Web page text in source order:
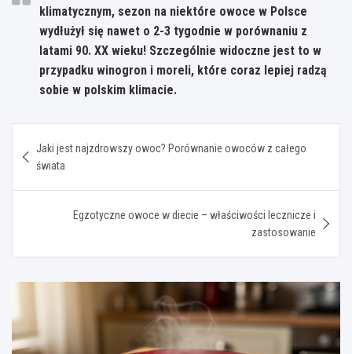
klimatycznym, sezon na niektóre owoce w Polsce
wydłużył się nawet o 2-3 tygodnie w porównaniu z
latami 90. XX wieku! Szczególnie widoczne jest to w
przypadku winogron i moreli, które coraz lepiej radzą
sobie w polskim klimacie.
wpisu
Jaki jest najzdrowszy owoc? Porównanie owoców z całego
świata
Egzotyczne owoce w diecie – właściwości lecznicze i
zastosowanie